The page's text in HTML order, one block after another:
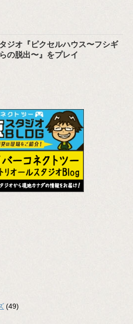
ジオ『ピクセルハウス〜フシギ
の脱出〜』をプレイ
(49)